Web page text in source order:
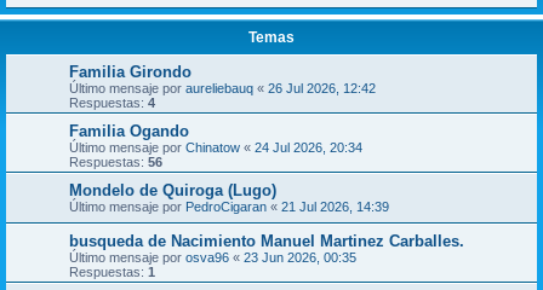
Temas
Familia Girondo
Último mensaje por aureliebauq « 26 Jul 2026, 12:42
Respuestas: 4
Familia Ogando
Último mensaje por Chinatow « 24 Jul 2026, 20:34
Respuestas: 56
Mondelo de Quiroga (Lugo)
Último mensaje por PedroCigaran « 21 Jul 2026, 14:39
busqueda de Nacimiento Manuel Martinez Carballes.
Último mensaje por osva96 « 23 Jun 2026, 00:35
Respuestas: 1